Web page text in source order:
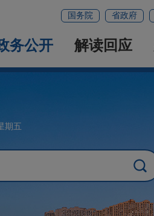
国务院 省政府
务公开 解读回应
期五